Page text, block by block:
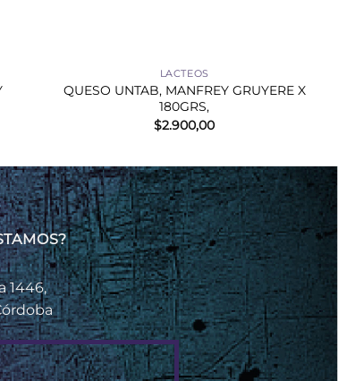
LACTEOS
QUESO UNTAB, MANFREY GRUYERE X
180GRS,
$2.900,00
1446,